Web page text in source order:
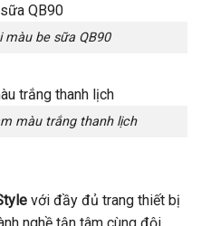
màu be sữa QB90
màu trắng thanh lịch
với đầy đủ trang thiết bị
nghề tận tâm cùng đội